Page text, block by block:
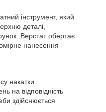
інструмент, який
деталі,
Верстат обертає
нанесення
накатки
на відповідність
здійснюється